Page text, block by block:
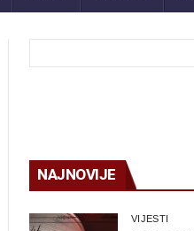
NAJNOVIJE
VIJESTI